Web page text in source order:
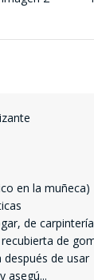
en la muñeca)
de
de
de usar
asegú...